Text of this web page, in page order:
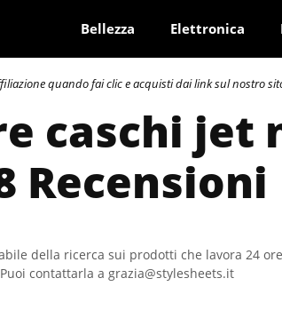
Bellezza Elettronica
quando fai clic e acquisti dai link sul nostro
caschi jet
Recensioni
della ricerca sui prodotti che lavora 24
contattarla a grazia@stylesheets.it